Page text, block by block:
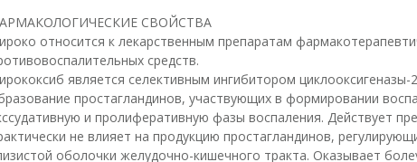
СВОЙСТВА
относится к лекарственным препаратам
средств.
является селективным ингибитором циклооксигеназы-
простагландинов, участвующих в формировании
и пролиферативную фазы воспаления. Действует
не влияет на продукцию простагландинов,
оболочки желудочно-кишечного тракта. Оказывает